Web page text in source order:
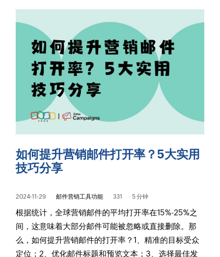
如何提升营销邮件打开率？5大实用
技巧分享
2024-11-29 邮件营销工具功能 331 5 分钟
根据统计，全球营销邮件的平均打开率在15%-25%之
间，这意味着大部分邮件可能被忽略或直接删除。那
么，如何提升营销邮件的打开率？1、精准的目标受众
定位；2、优化邮件标题和预览文本；3、选择最佳发